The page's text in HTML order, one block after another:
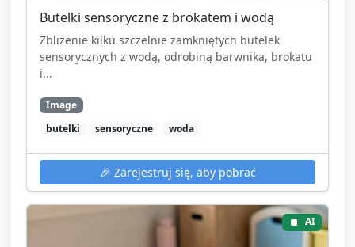
Butelki sensoryczne z brokatem i wodą
Zbliżenie kilku szczelnie zamkniętych butelek
sensorycznych z wodą, odrobiną barwnika, brokatu
i...
Image
butelki
sensoryczne woda
🎉 Zarejestruj się, aby pobrać
AI